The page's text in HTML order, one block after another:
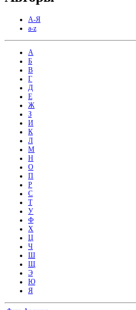
А-Я
a-z
А
Б
В
Г
Д
Е
Ж
З
И
К
Л
М
Н
О
П
Р
С
Т
У
Ф
Х
Ц
Ч
Ш
Щ
Э
Ю
Я